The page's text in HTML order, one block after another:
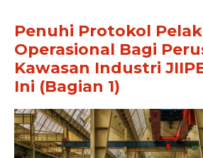
Penuhi Protokol
Operasional Bagi
Kawasan Industri
Ini (Bagian 1)